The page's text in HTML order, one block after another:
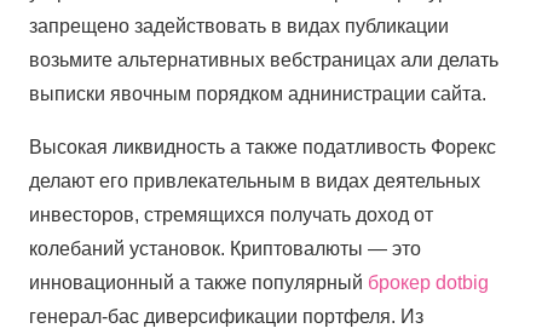
запрещено задействовать в видах публикации
возьмите альтернативных вебстраницах али делать
выписки явочным порядком аднинистрации сайта.
Высокая ликвидность а также податливость Форекс
делают его привлекательным в видах деятельных
инвесторов, стремящихся получать доход от
колебаний установок. Криптовалюты — это
инновационный а также популярный брокер dotbig
генерал-бас диверсификации портфеля. Из